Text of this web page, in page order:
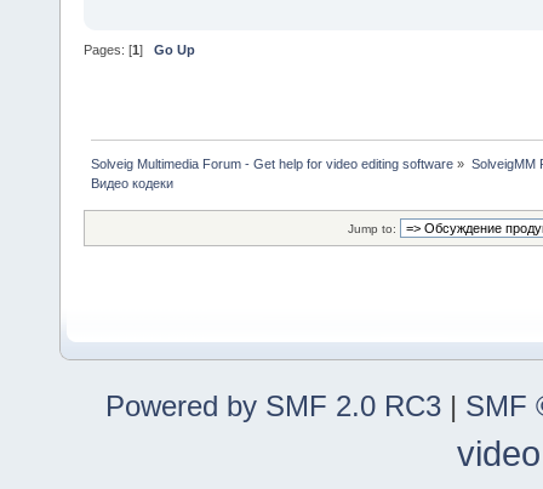
Pages: [1] Go Up
Solveig Multimedia Forum - Get help for video editing software » SolveigMM
Видео кодеки
Jump to:
Powered by SMF 2.0 RC3 | SMF